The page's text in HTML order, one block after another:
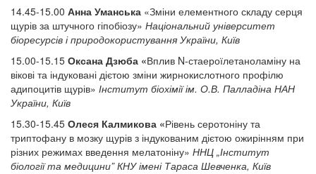
14.45-15.00 Анна Уманська «Зміни елементного складу серця
щурів за штучного гіпобіозу» Національний університет
біоресурсів і природокористування України, Київ
15.00-15.15 Оксана Дзюба «Вплив N-стаероїлетаноламіну на
вікові та індуковані дієтою зміни жирнокислотного профілю
адипоцитів щурів» Інститут біохімії ім. О.В. Палладіна НАН
України, Київ
15.30-15.45 Олеся Калмикова «Рівень серотоніну та
триптофану в мозку щурів з індукованим дієтою ожирінням при
різних режимах введення мелатоніну» ННЦ „Інститут
біології та медицини” КНУ імені Тараса Шевченка, Київ